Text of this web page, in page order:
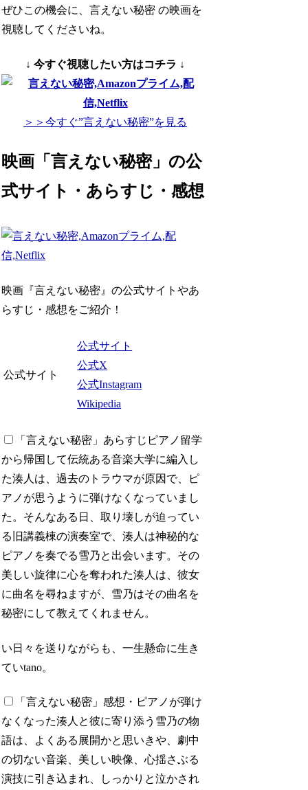
ぜひこの機会に、言えない秘密 の映画を
視聴してくださいね。
↓ 今すぐ視聴したい方はコチラ ↓
＞＞今すぐ”言えない秘密”を見る
映画「言えない秘密」の公
式サイト・あらすじ・感想
映画『言えない秘密』の公式サイトやあ
らすじ・感想をご紹介！
公式サイト
公式サイト
公式X
公式Instagram
Wikipedia
「言えない秘密」あらすじ ピアノ留学
から帰国して伝統ある音楽大学に編入し
た湊人は、過去のトラウマが原因で、ピ
アノが思うように弾けなくなっていまし
た。そんなある日、取り壊しが迫ってい
る旧講義棟の演奏室で、湊人は神秘的な
ピアノを奏でる雪乃と出会います。その
美しい旋律に心を奪われた湊人は、彼女
に曲名を尋ねますが、雪乃はその曲名を
秘密にして教えてくれません。
い日々を送りながらも、一生懸命に生き
ていtano。
「言えない秘密」感想 ・ピアノが弾け
なくなった湊人と彼に寄り添う雪乃の物
語は、よくある展開かと思いきや、劇中
の切ない音楽、美しい映像、心揺さぶる
演技に引き込まれ、しっかりと泣かされ